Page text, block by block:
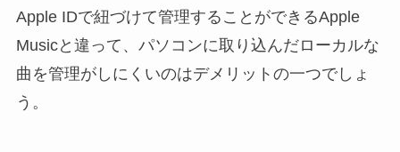
Apple IDで紐づけて管理することができるApple
Musicと違って、パソコンに取り込んだローカルな
曲を管理がしにくいのはデメリットの一つでしょ
う。